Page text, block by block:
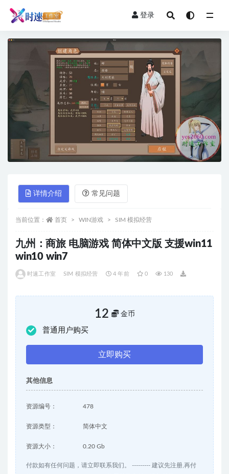
登录
详情介绍 常见问题
当前位置： 首页 WIN游戏 SIM 模拟经营
九州：商旅 电脑游戏 简体中文版 支援win11
win10 win7
时速工作室 SIM 模拟经营 4 年前 0 130
12 金币
普通用户购买
立即购买
其他信息
资源编号： 478
资源类型： 简体中文
资源大小： 0.20 Gb
付款如有任何问题，请立即联系我们。 --------- 建议先注册,再付